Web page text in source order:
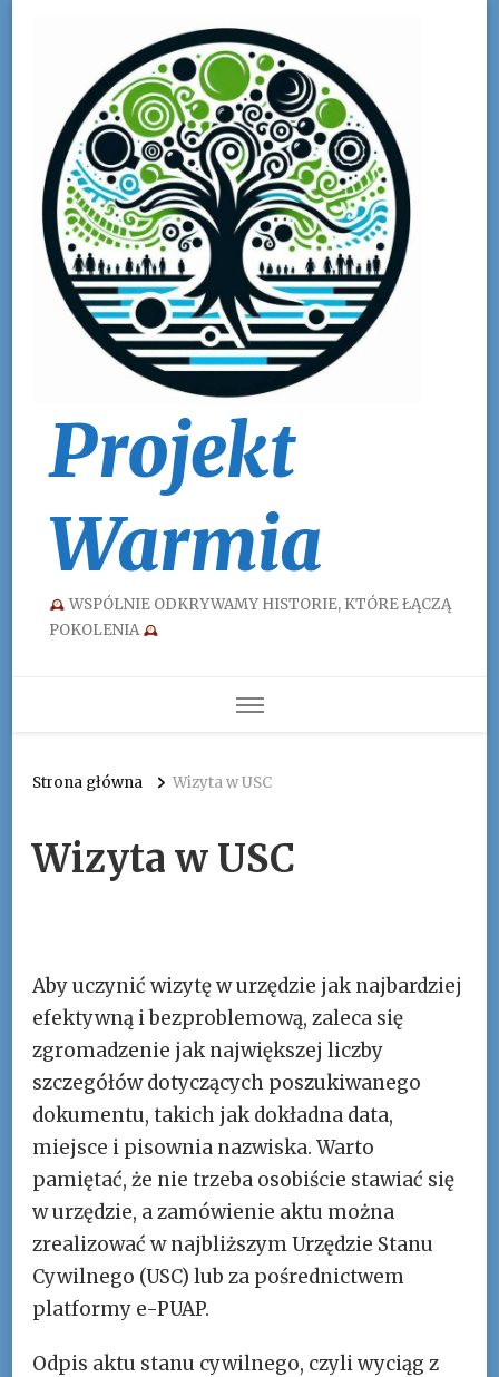
Projekt
Warmia
WSPÓLNIE ODKRYWAMY HISTORIE, KTÓRE ŁĄCZĄ
POKOLENIA
Strona główna Wizyta w USC
Wizyta w USC
Aby uczynić wizytę w urzędzie jak najbardziej
efektywną i bezproblemową, zaleca się
zgromadzenie jak największej liczby
szczegółów dotyczących poszukiwanego
dokumentu, takich jak dokładna data,
miejsce i pisownia nazwiska. Warto
pamiętać, że nie trzeba osobiście stawiać się
w urzędzie, a zamówienie aktu można
zrealizować w najbliższym Urzędzie Stanu
Cywilnego (USC) lub za pośrednictwem
platformy e-PUAP.
Odpis aktu stanu cywilnego, czyli wyciąg z